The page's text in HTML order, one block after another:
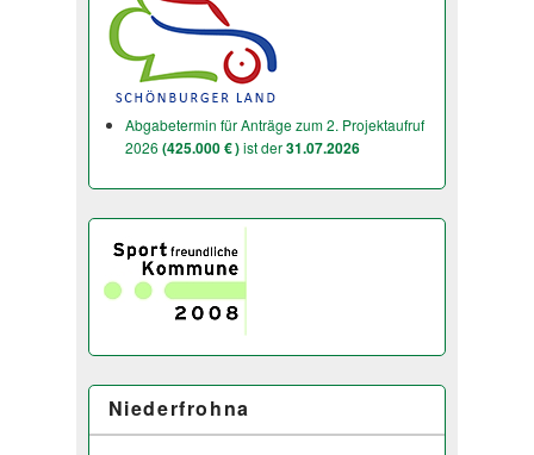
Abgabetermin für Anträge zum 2. Projektaufruf
2026 (425.000 € )ist der31.07.2026
Niederfrohna